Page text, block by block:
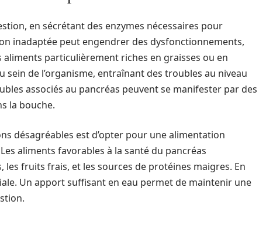
en sécrétant des enzymes nécessaires pour
inadaptée peut engendrer des dysfonctionnements,
particulièrement riches en graisses ou en
de l’organisme, entraînant des troubles au niveau
associés au pancréas peuvent se manifester par des
la bouche.
désagréables est d’opter pour une alimentation
aliments favorables à la santé du pancréas
fruits frais, et les sources de protéines maigres. En
Un apport suffisant en eau permet de maintenir une